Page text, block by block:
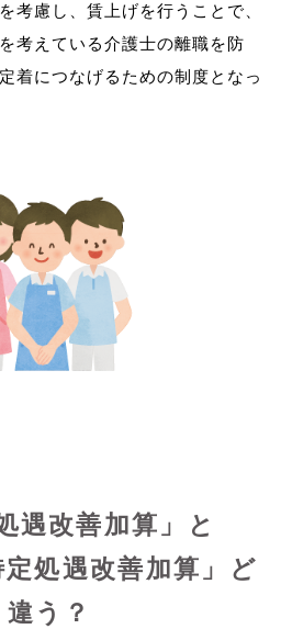
考慮し、賃上げを行うことで、
考えている介護士の離職を防
着につなげるための制度となっ
遇改善加算」と
定処遇改善加算」ど
違う？